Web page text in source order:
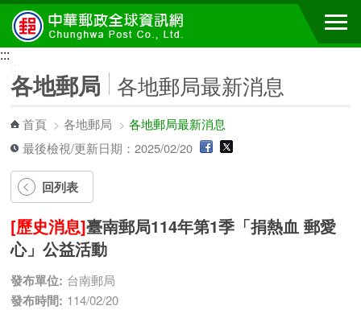
跳到主要內容區塊
:::
各地郵局 各地郵局最新消息
首頁 >各地郵局 >各地郵局最新消息
最後檢視/更新日期：2025/02/20
回列表
[歷史消息]臺南郵局114年第1季「捐熱血 郵愛
心」公益活動
發布單位: 台南郵局
發布時間: 114/02/20